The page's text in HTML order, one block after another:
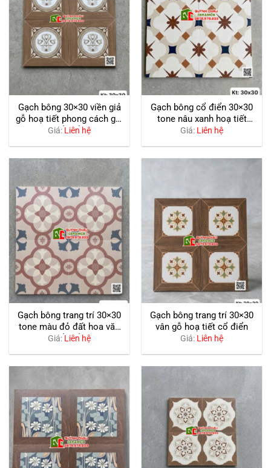
Gạch bông 30×30 viền giả
gỗ hoạ tiết phong cách giả
cổ điển
Giá: Liên hệ
Gạch bông cổ điển 30×30
tone nâu xanh hoạ tiết
hình học
Giá: Liên hệ
Gạch bông trang trí 30×30
tone màu đỏ đất hoa văn
cổ điển
Giá: Liên hệ
Gạch bông trang trí 30×30
vân gỗ hoạ tiết cổ điển
Giá: Liên hệ